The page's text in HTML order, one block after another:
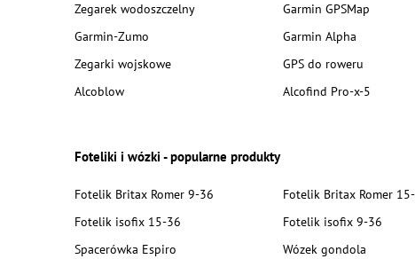
Zegarek wodoszczelny
Garmin GPSMap
Garmin-Zumo
Garmin Alpha
Zegarki wojskowe
GPS do roweru
Alcoblow
Alcofind Pro-x-5
Foteliki i wózki - popularne produkty
Fotelik Britax Romer 9-36 Fotelik Britax Romer
Fotelik isofix 15-36
Fotelik isofix 9-36
Spacerówka Espiro
Wózek gondola